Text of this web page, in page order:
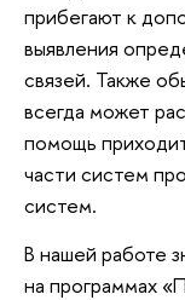
прибегают к
выявления
связей. Также
всегда может
помощь
части систем
систем.
В нашей работе
на программах